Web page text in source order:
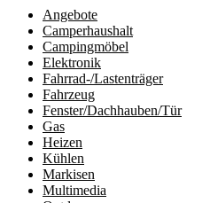
Angebote
Camperhaushalt
Campingmöbel
Elektronik
Fahrrad-/Lastenträger
Fahrzeug
Fenster/Dachhauben/Tür
Gas
Heizen
Kühlen
Markisen
Multimedia